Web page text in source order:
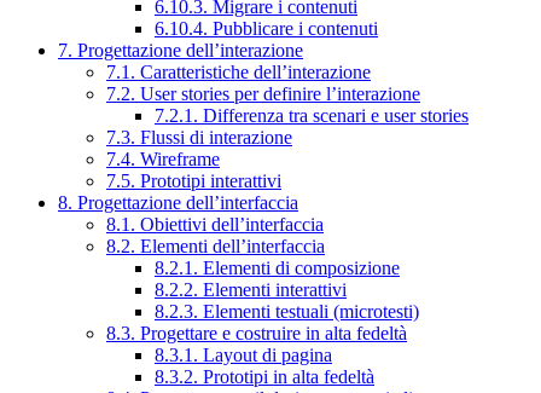
6.10.3. Migrare i contenuti
6.10.4. Pubblicare i contenuti
7. Progettazione dell’interazione
7.1. Caratteristiche dell’interazione
7.2. User stories per definire l’interazione
7.2.1. Differenza tra scenari e user stories
7.3. Flussi di interazione
7.4. Wireframe
7.5. Prototipi interattivi
8. Progettazione dell’interfaccia
8.1. Obiettivi dell’interfaccia
8.2. Elementi dell’interfaccia
8.2.1. Elementi di composizione
8.2.2. Elementi interattivi
8.2.3. Elementi testuali (microtesti)
8.3. Progettare e costruire in alta fedeltà
8.3.1. Layout di pagina
8.3.2. Prototipi in alta fedeltà